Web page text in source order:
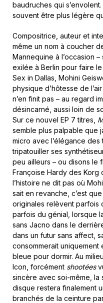
baudruches qui
souvent être plus légère
Compositrice, auteur et
même un nom à coucher
Mannequine à l’occasion –
exilée à Berlin pour faire
Sex in Dallas, Mohini
physique d’hôtesse de
n’en finit pas – au regard
désincarné, aussi loin de
Sur ce nouvel EP 7 titres,
semble plus palpable que
micro avec l’élégance
tripatouiller ses
peu ailleurs – ou disons le
Françoise Hardy des Korg
l’histoire ne dit pas où
sait en revanche, c’est
originales relèvent parfois
parfois du génial, lorsque
sans Jacno dans le
dans un futur sans affect,
consommerait uniquement
bleue pour dormir. Au
Icon, forcément shootées
sincère avec soi-même,
disque restera finalement
branchés de la ceinture